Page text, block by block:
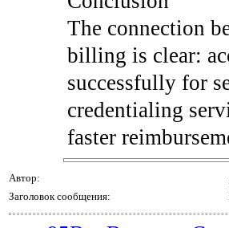
The connection
billing is clear:
successfully for
credentialing
faster
Автор:
Заголовок сообщения: